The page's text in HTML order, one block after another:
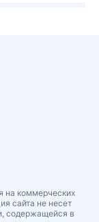
на коммерческих
сайта не несет
содержащейся в